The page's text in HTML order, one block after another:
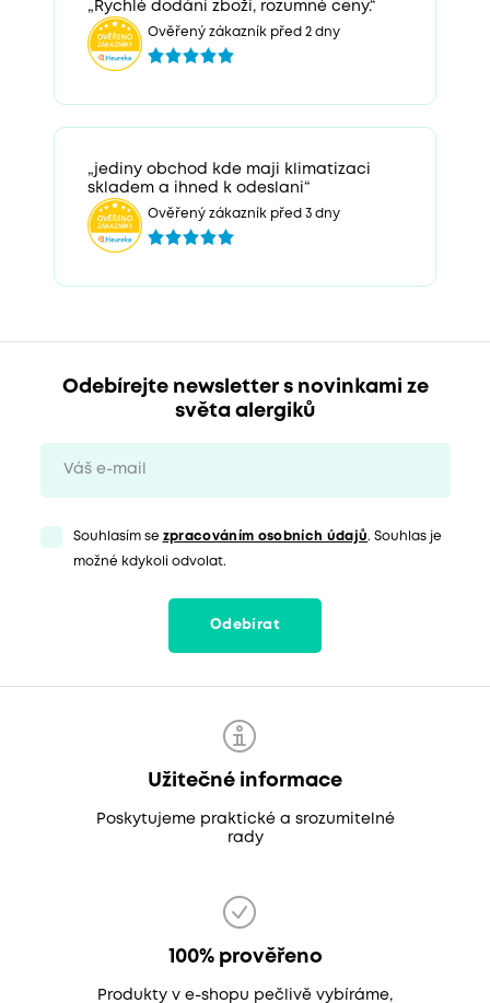
„Rychlé dodání zboží, rozumné ceny.“
Ověřený zákazník před 2 dny
„jediny obchod kde maji klimatizaci
skladem a ihned k odeslani“
Ověřený zákazník před 3 dny
Odebírejte newsletter s novinkami ze
světa alergiků
Souhlasím se zpracováním osobních údajů. Souhlas je
možné kdykoli odvolat.
Odebírat
Užitečné informace
Poskytujeme praktické a srozumitelné
rady
100% prověřeno
Produkty v e-shopu pečlivě vybíráme,